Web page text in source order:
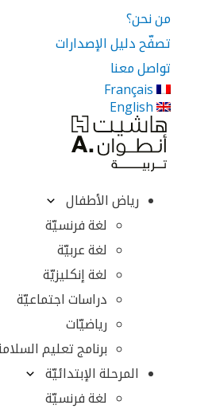
من نحن؟
تصفّح دليل الإصدارات
تواصل معنا
Français
English
رياض الأطفال
لغة فرنسيّة
لغة عربيّة
لغة إنكليزيّة
دراسات اجتماعيّة
رياضيّات
برنامج تعليم
المرحلة الإبتدائيّة
لغة فرنسيّة